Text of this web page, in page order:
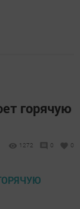
горячую
1272 0 0